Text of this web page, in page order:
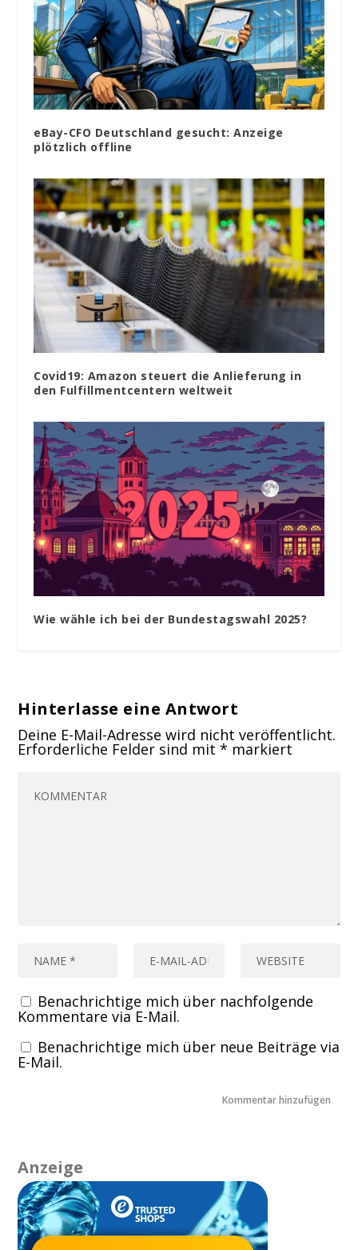
eBay-CFO Deutschland gesucht: Anzeige
plötzlich offline
Covid19: Amazon steuert die Anlieferung in
den Fulfillmentcentern weltweit
Wie wähle ich bei der Bundestagswahl 2025?
Hinterlasse eine Antwort
Deine E-Mail-Adresse wird nicht veröffentlicht.
Erforderliche Felder sind mit* markiert
Benachrichtige mich über nachfolgende
Kommentare via E-Mail.
Benachrichtige mich über neue Beiträge via
E-Mail.
Anzeige